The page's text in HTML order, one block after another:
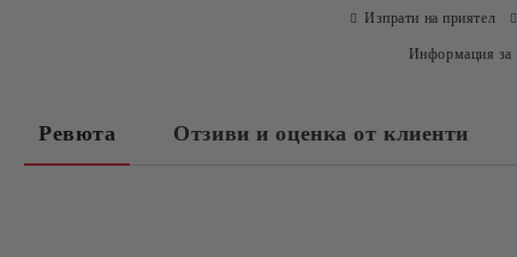
Изпрати на приятел
Информация за
Ревюта Отзиви и оценка от клиенти